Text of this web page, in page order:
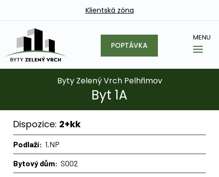
Klientská zóna
POPTÁVKA
Byty Zelený Vrch Pelhřimov
Byt 1A
Dispozice: 2+kk
Podlaží: 1.NP
Bytový dům: SO02